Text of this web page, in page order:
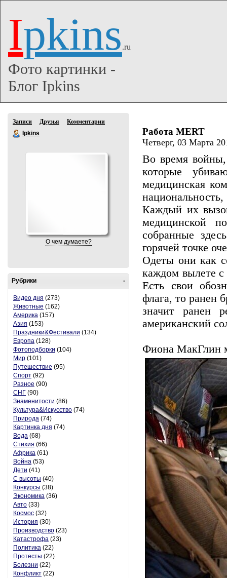
Ipkins .ru
Фото картинки -
Блог Ipkins
Записи Друзья
Комментарии
Ipkins
О чем думаете?
-
Рубрики
Видео дня (273)
Животные (162)
Америка (157)
Азия (153)
Праздники&Фестивали (134)
Европа (128)
Фотоподборки (104)
Мир (101)
Путешествие (95)
Спорт (92)
Разное (90)
СНГ (90)
Знаменитости (86)
Культура&Искусство (74)
Природа (74)
Картинка дня (74)
Вода (68)
Стихия (66)
Африка (61)
Война (53)
Дети (41)
С высоты (40)
Конкурсы (38)
Экономика (36)
Авто (33)
Космос (32)
История (30)
Производство (23)
Катастрофа (23)
Политика (22)
Протесты (22)
Болезни (22)
Конфликт (22)
Работа MERT
Четверг, 03 Марта
Во время
которые
медицинская
национальность,
Каждый их
медицинской
собранные
горячей точке
Одеты они как
каждом вылете с
Есть свои
флага, то ранен
значит ранен
американский
Фиона МакГлин